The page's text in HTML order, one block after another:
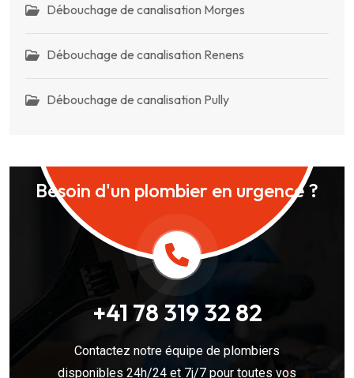
Débouchage de canalisation Morges
Débouchage de canalisation Renens
Débouchage de canalisation Pully
Besoin d'un plombier en urgence ?
+41 78 319 32 82
Contactez notre équipe de plombiers
disponibles 24h/24 et 7j/7 pour toutes vos